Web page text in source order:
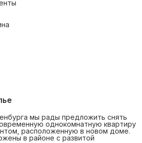
мы рады предложить снять
однокомнатную квартиру
расположенную в новом доме.
в районе с развитой